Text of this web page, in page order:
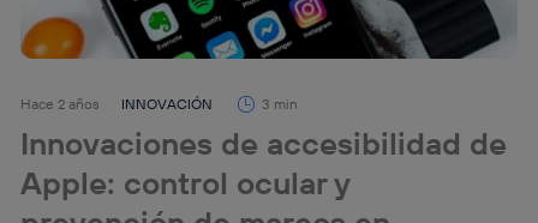
Hace 2 años INNOVACIÓN 3 min
Innovaciones de accesibilidad de
Apple: control ocular y